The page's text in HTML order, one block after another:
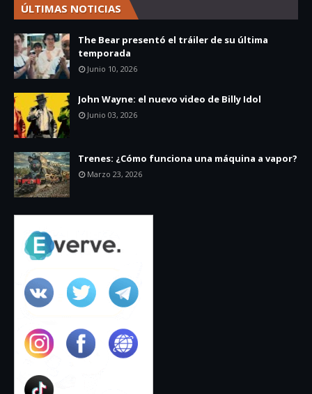
ÚLTIMAS NOTICIAS
The Bear presentó el tráiler de su última
temporada
Junio 10, 2026
John Wayne: el nuevo video de Billy Idol
Junio 03, 2026
Trenes: ¿Cómo funciona una máquina a vapor?
Marzo 23, 2026